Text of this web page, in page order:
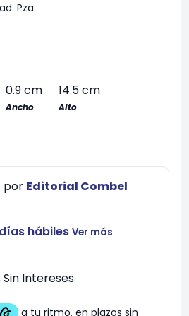
Pza.
0.9 cm 14.5 cm
Ancho Alto
por Editorial Combel
hábiles Ver más
Intereses